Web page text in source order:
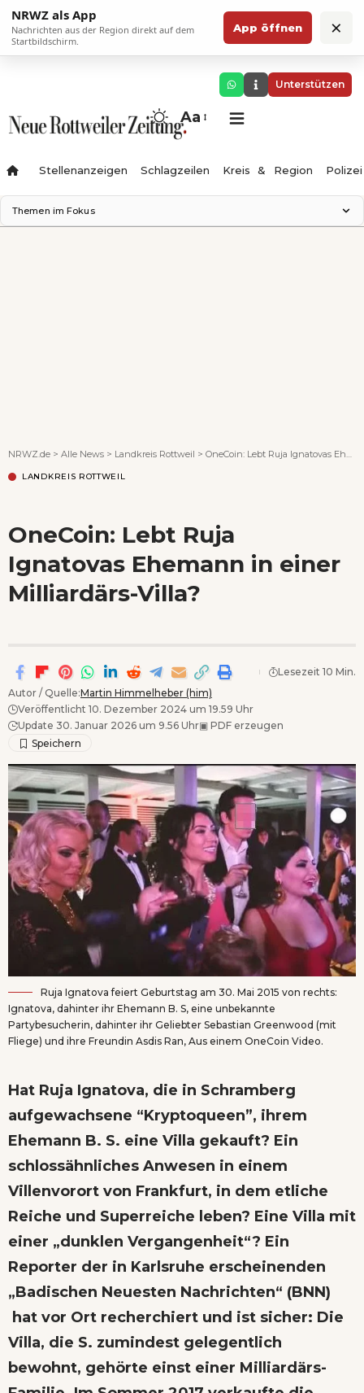
NRWZ als App
Nachrichten aus der Region direkt auf dem
Startbildschirm.
App öffnen ×
Unterstützen
Aa
Stellenanzeigen Schlagzeilen Kreis & Region Polizei
Themen im Fokus
NRWZ.de > Alle News > Landkreis Rottweil > OneCoin: Lebt Ruja Ignatovas Ehemann in einer Milliardärs-Villa?
LANDKREIS ROTTWEIL
OneCoin: Lebt Ruja
Ignatovas Ehemann in einer
Milliardärs-Villa?
Autor / Quelle:Martin Himmelheber (him)
Veröffentlicht 10. Dezember 2024 um 19.59 Uhr
Update 30. Januar 2026 um 9.56 Uhr▣ PDF erzeugen
Lesezeit 10 Min.
Ruja Ignatova feiert Geburtstag am 30. Mai 2015 von rechts:
Ignatova, dahinter ihr Ehemann B. S, eine unbekannte
Partybesucherin, dahinter ihr Geliebter Sebastian Greenwood (mit
Fliege) und ihre Freundin Asdis Ran, Aus einem OneCoin Video.
Hat Ruja Ignatova, die in Schramberg
aufgewachsene “Kryptoqueen”, ihrem
Ehemann B. S. eine Villa gekauft? Ein
schlossähnliches Anwesen in einem
Villenvorort von Frankfurt, in dem etliche
Reiche und Superreiche leben? Eine Villa mit
einer „dunklen Vergangenheit“? Ein
Reporter der in Karlsruhe erscheinenden
„Badischen Neuesten Nachrichten“ (BNN)
hat vor Ort recherchiert und ist sicher: Die
Villa, die S. zumindest gelegentlich
bewohnt, gehörte einst einer Milliardärs-